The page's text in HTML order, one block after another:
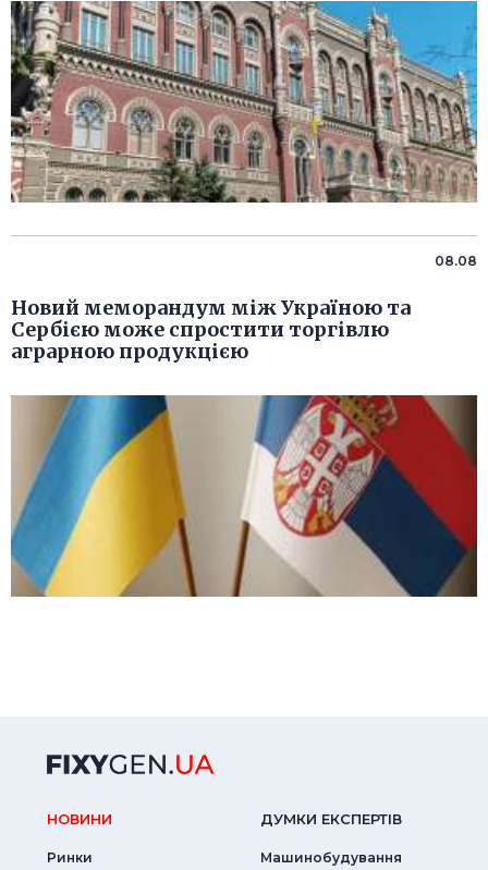
08.08
Новий меморандум між Україною та
Сербією може спростити торгівлю
аграрною продукцією
НОВИНИ
Ринки
ДУМКИ ЕКСПЕРТIВ
Машинобудування